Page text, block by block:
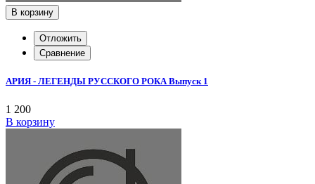
В корзину
Отложить
Сравнение
АРИЯ - ЛЕГЕНДЫ РУССКОГО РОКА Выпуск 1
1 200
В корзину